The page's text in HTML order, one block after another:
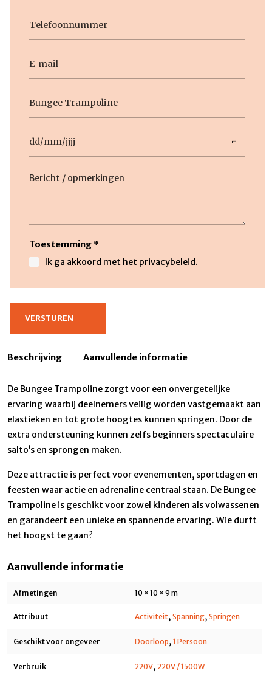
mail
titel
DD
slash
MM
Beschrijving
Toestemming *
Ik ga akkoord met het privacybeleid.
Beschrijving Aanvullende informatie
De Bungee Trampoline zorgt voor een onvergetelijke
ervaring waarbij deelnemers veilig worden vastgemaakt aan
elastieken en tot grote hoogtes kunnen springen. Door de
extra ondersteuning kunnen zelfs beginners spectaculaire
salto’s en sprongen maken.
Deze attractie is perfect voor evenementen, sportdagen en
feesten waar actie en adrenaline centraal staan. De Bungee
Trampoline is geschikt voor zowel kinderen als volwassenen
en garandeert een unieke en spannende ervaring. Wie durft
het hoogst te gaan?
Aanvullende informatie
Afmetingen 10 × 10 × 9 m
Attribuut Activiteit, Spanning, Springen
Geschikt voor ongeveer Doorloop, 1 Persoon
Verbruik 220V, 220V / 1500W